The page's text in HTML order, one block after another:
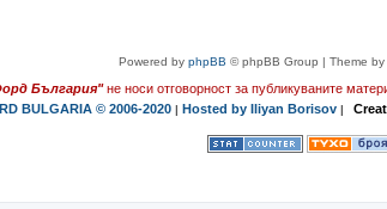
Powered by phpBB © phpBB Group | Theme by
България" не носи отговорност за публикуваните
BULGARIA © 2006-2020 | Hosted by Iliyan Borisov |